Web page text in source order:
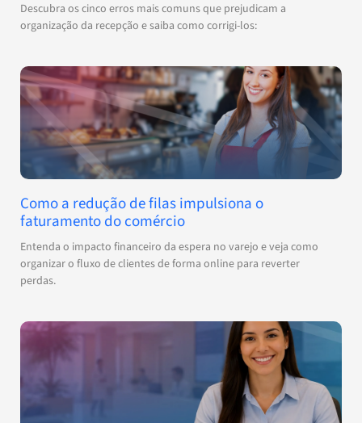
Descubra os cinco erros mais comuns que prejudicam a
organização da recepção e saiba como corrigi-los:
Como a redução de filas impulsiona o
faturamento do comércio
Entenda o impacto financeiro da espera no varejo e veja como
organizar o fluxo de clientes de forma online para reverter
perdas.